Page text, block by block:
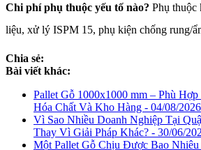
Chi phí phụ thuộc yếu tố nào? Phụ thuộc
liệu, xử lý ISPM 15, phụ kiện chống rung/
Chia sẻ:
Bài viết khác:
Pallet Gỗ 1000x1000 mm – Phù
Hóa Chất Và Kho Hàng - 04/08/2026
Vì Sao Nhiều Doanh Nghiệp Tại
Thay Vì Giải Pháp Khác? - 30/06/
Một Pallet Gỗ Chịu Được Bao